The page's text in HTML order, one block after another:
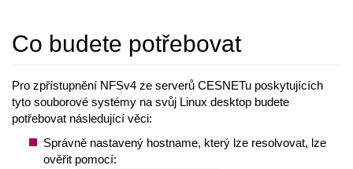
Co budete potřebovat
Pro zpřístupnění NFSv4 ze serverů CESNETu poskytujících
tyto souborové systémy na svůj Linux desktop budete
potřebovat následující věci:
Správně nastavený hostname, který lze resolvovat, lze
ověřit pomocí: